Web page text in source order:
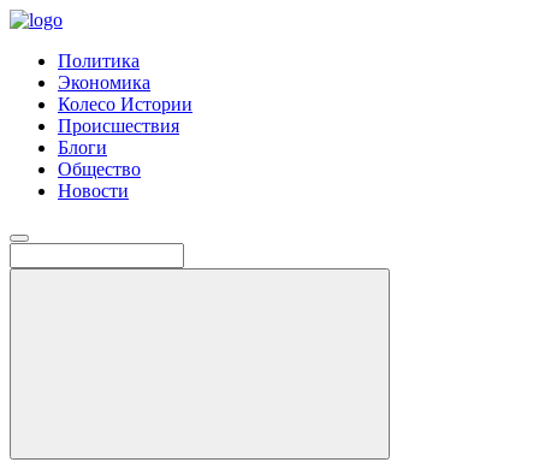
Политика
Экономика
Колесо Истории
Происшествия
Блоги
Общество
Новости